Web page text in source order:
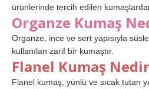
ürünlerinde tercih edilen
Organze Kumaş
Organze, ince ve sert yapısıyla
kullanılan zarif bir kumaştır.
Flanel Kumaş
Flanel kumaş, yünlü ve sıcak tutan